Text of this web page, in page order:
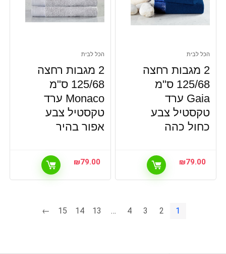
הכל לבית
2 מגבות רחצה
125/68 ס"מ
Gaia ערד
טקסטיל צבע
כחול כהה
₪79.00
הכל לבית
2 מגבות רחצה
125/68 ס"מ
Monaco ערד
טקסטיל צבע
אפור בהיר
₪79.00
1
2
3
4
…
13
14
15
←